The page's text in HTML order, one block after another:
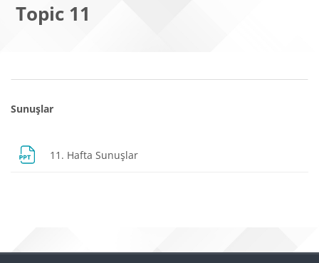
Topic 11
Bloklar
Bölüm anahatları
Sunuşlar
11. Hafta Sunuşlar